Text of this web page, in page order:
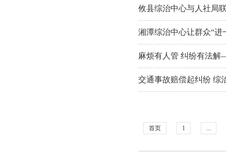
攸县综治中心与人社局
湘潭综治中心让群众“进
麻烦有人管 纠纷有法
交通事故赔偿起纠纷 综
首页 1 ...